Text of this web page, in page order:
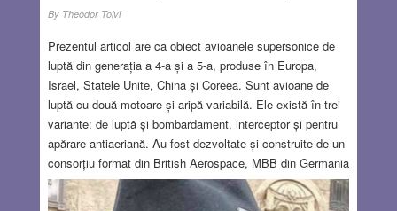
By Theodor Toivi
Prezentul articol are ca obiect avioanele supersonice de
luptă din generația a 4-a și a 5-a, produse în Europa,
Israel, Statele Unite, China și Coreea. Sunt avioane de
luptă cu două motoare și aripă variabilă. Ele există în trei
variante: de luptă și bombardament, interceptor și pentru
apărare antiaeriană. Au fost dezvoltate și construite de un
consorțiu format din British Aerospace, MBB din Germania
și Aeritalia. Primul zbor în a fost în 1974. Au fost
construite 990 de aeronave Tornado. Este utilizat de cele